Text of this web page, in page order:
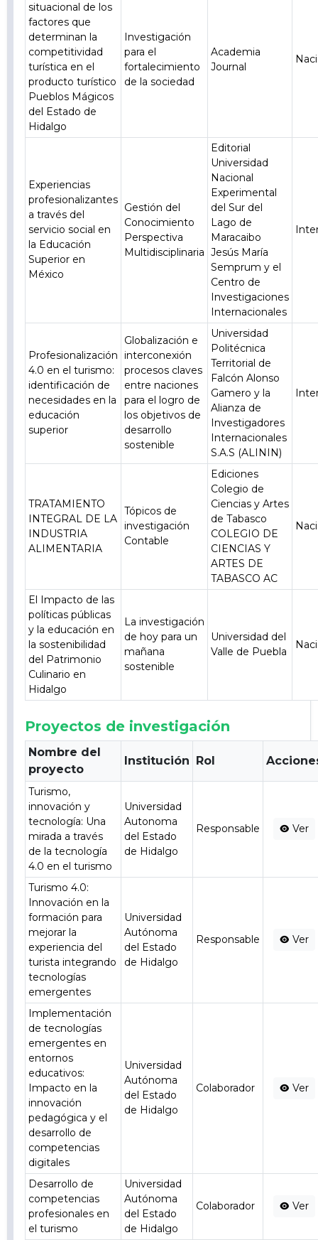
situacional de los
factores que
determinan la
competitividad
turística en el
producto turístico
Pueblos Mágicos
del Estado de
Hidalgo
Investigación
para el
fortalecimiento
de la sociedad
Academia
Journal
Experiencias
profesionalizantes
a través del
servicio social en
la Educación
Superior en
México
Gestión del
Conocimiento
Perspectiva
Multidisciplinaria
Editorial
Universidad
Nacional
Experimental
del Sur del
Lago de
Maracaibo
Jesús María
Semprum y el
Centro de
Investigaciones
Internacionales
Profesionalización
4.0 en el turismo:
identificación de
necesidades en la
educación
superior
Globalización e
interconexión
procesos claves
entre naciones
para el logro de
los objetivos de
desarrollo
sostenible
Universidad
Politécnica
Territorial de
Falcón Alonso
Gamero y la
Alianza de
Investigadores
Internacionales
S.A.S (ALININ)
TRATAMIENTO
INTEGRAL DE LA
INDUSTRIA
ALIMENTARIA
Tópicos de
investigación
Contable
Ediciones
Colegio de
Ciencias y Artes
de Tabasco
COLEGIO DE
CIENCIAS Y
ARTES DE
TABASCO AC
El Impacto de las
políticas públicas
y la educación en
la sostenibilidad
del Patrimonio
Culinario en
Hidalgo
La investigación
de hoy para un
mañana
sostenible
Universidad del
Valle de Puebla
Proyectos de investigación
Nombre del
proyecto
Institución Rol
Turismo,
innovación y
tecnología: Una
mirada a través
de la tecnología
4.0 en el turismo
Universidad
Autonoma
del Estado
de Hidalgo
Responsable Ver
Turismo 4.0:
Innovación en la
formación para
mejorar la
experiencia del
turista integrando
tecnologías
emergentes
Universidad
Autónoma
del Estado
de Hidalgo
Responsable Ver
Implementación
de tecnologías
emergentes en
entornos
educativos:
Impacto en la
innovación
pedagógica y el
desarrollo de
competencias
digitales
Universidad
Autónoma
del Estado
de Hidalgo
Colaborador Ver
Desarrollo de
competencias
profesionales en
el turismo
Universidad
Autónoma
del Estado
de Hidalgo
Colaborador Ver